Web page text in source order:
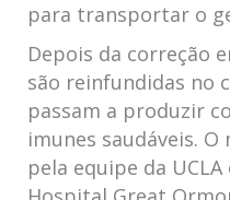
para transportar o
Depois da correção
são reinfundidas no
passam a produzir
imunes saudáveis.
pela equipe da